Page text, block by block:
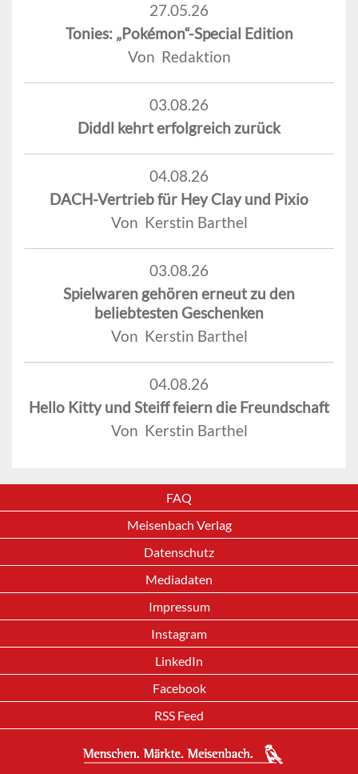
27.05.26
Tonies: „Pokémon“-Special Edition
Von Redaktion
03.08.26
Diddl kehrt erfolgreich zurück
04.08.26
DACH-Vertrieb für Hey Clay und Pixio
Von Kerstin Barthel
03.08.26
Spielwaren gehören erneut zu den
beliebtesten Geschenken
Von Kerstin Barthel
04.08.26
Hello Kitty und Steiff feiern die Freundschaft
Von Kerstin Barthel
FAQ
Meisenbach Verlag
Datenschutz
Mediadaten
Impressum
Instagram
LinkedIn
Facebook
RSS Feed